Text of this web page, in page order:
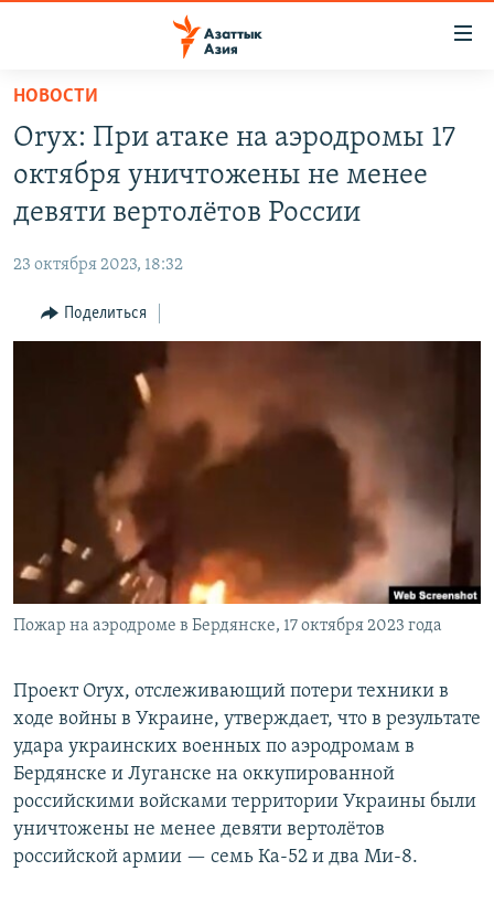
Вернуться
основному
содержанию
главной
навигации
Вернутся
КАЗАХСТАН
ТАДЖИКИСТАН
НОВОСТИ
ВОЙНА В УКРАИНЕ
ҚАЗАҚША
КЫРГЫЗЧА
Все сайты РСЕ/РС
НОВОСТИ
Oryx: При атаке на аэродромы 17
октября уничтожены не менее
девяти вертолётов России
23 октября 2023, 18:32
Поделиться
Пожар на аэродроме в Бердянске, 17 октября 2023 года
Проект Oryx, отслеживающий потери техники в
ходе войны в Украине, утверждает, что в результате
удара украинских военных по аэродромам в
Бердянске и Луганске на оккупированной
российскими войсками территории Украины были
уничтожены не менее девяти вертолётов
российской армии — семь Ка-52 и два Ми-8.